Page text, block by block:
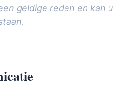
geldige reden en kan u